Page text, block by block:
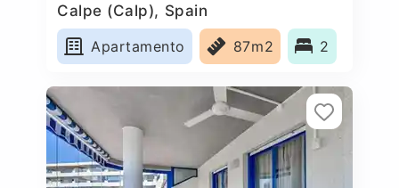
Calpe (Calp), Spain
Apartamento
87m2 2